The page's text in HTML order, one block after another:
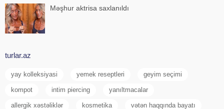
Məşhur aktrisa saxlanıldı
turlar.az
yay kolleksiyasi yemek reseptleri geyim seçimi
kompot intim piercing yanıltmacalar
allergik xəstəliklər kosmetika vətən haqqında bayatı